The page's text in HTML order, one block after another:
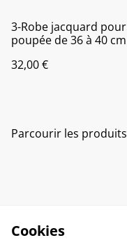
3-Robe jacquard pour
poupée de 36 à 40 cm
32,00 €
Parcourir les produits
Cookies